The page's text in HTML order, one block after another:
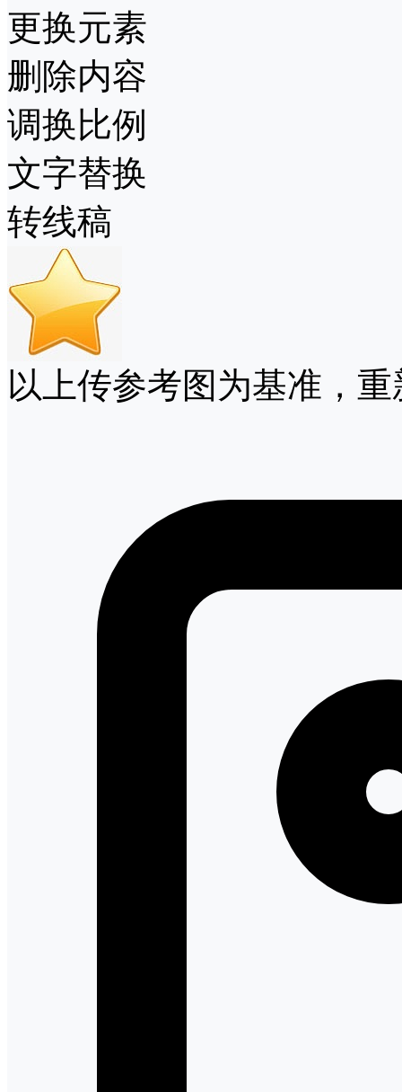
更换元素
删除内容
调换比例
文字替换
转线稿
以上传参考图为基准，